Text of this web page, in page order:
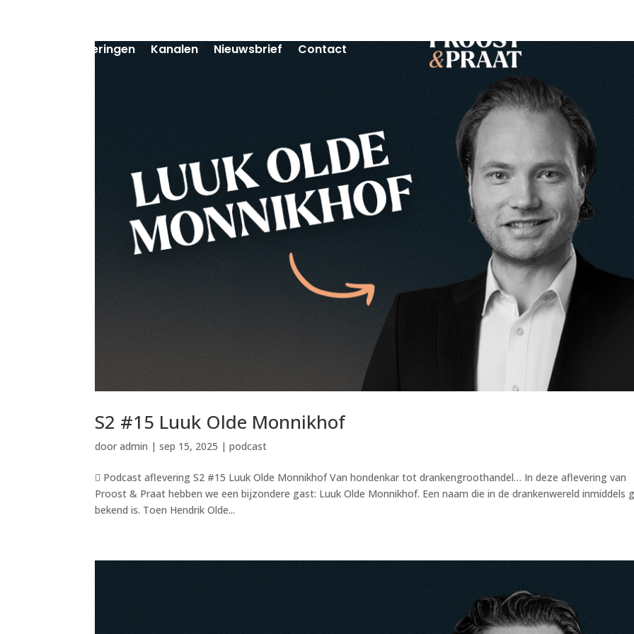
Afleveringen Kanalen Nieuwsbrief Contact
S2 #15 Luuk Olde Monnikhof
dooradmin |sep 15, 2025 |podcast
 Podcast aflevering S2 #15 Luuk Olde Monnikhof Van hondenkar tot drankengroothandel… In deze aflevering van
Proost & Praat hebben we een bijzondere gast: Luuk Olde Monnikhof. Een naam die in de drankenwereld inmiddels
bekend is. Toen Hendrik Olde...